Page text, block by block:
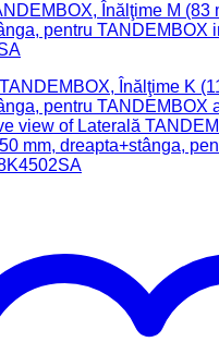
Înălţime M (83
pentru TANDEMBOX